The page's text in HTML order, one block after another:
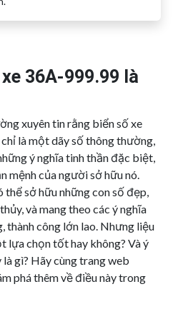
36A-999.99 là
xuyên tin rằng biển số xe
là một dãy số thông thường,
ý nghĩa tinh thần đặc biệt,
mệnh của người sở hữu nó.
sở hữu những con số đẹp,
và mang theo các ý nghĩa
thành công lớn lao. Nhưng liệu
lựa chọn tốt hay không? Và ý
là gì? Hãy cùng trang web
phá thêm về điều này trong